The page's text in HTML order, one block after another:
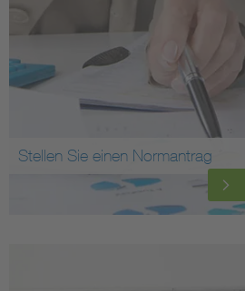
Stellen Sie einen Normantrag